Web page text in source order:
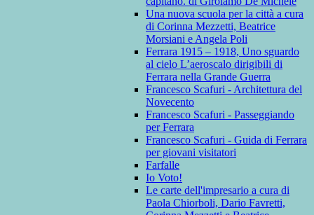
Una nuova scuola per la città a cura
di Corinna Mezzetti, Beatrice
Morsiani e Angela Poli
Ferrara 1915 – 1918, Uno sguardo
al cielo L’aeroscalo dirigibili di
Ferrara nella Grande Guerra
Francesco Scafuri - Architettura del
Novecento
Francesco Scafuri - Passeggiando
per Ferrara
Francesco Scafuri - Guida di Ferrara
per giovani visitatori
Farfalle
Io Voto!
Le carte dell'impresario a cura di
Paola Chiorboli, Dario Favretti,